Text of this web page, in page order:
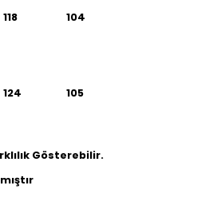
118 104
124 105
Gösterebilir.